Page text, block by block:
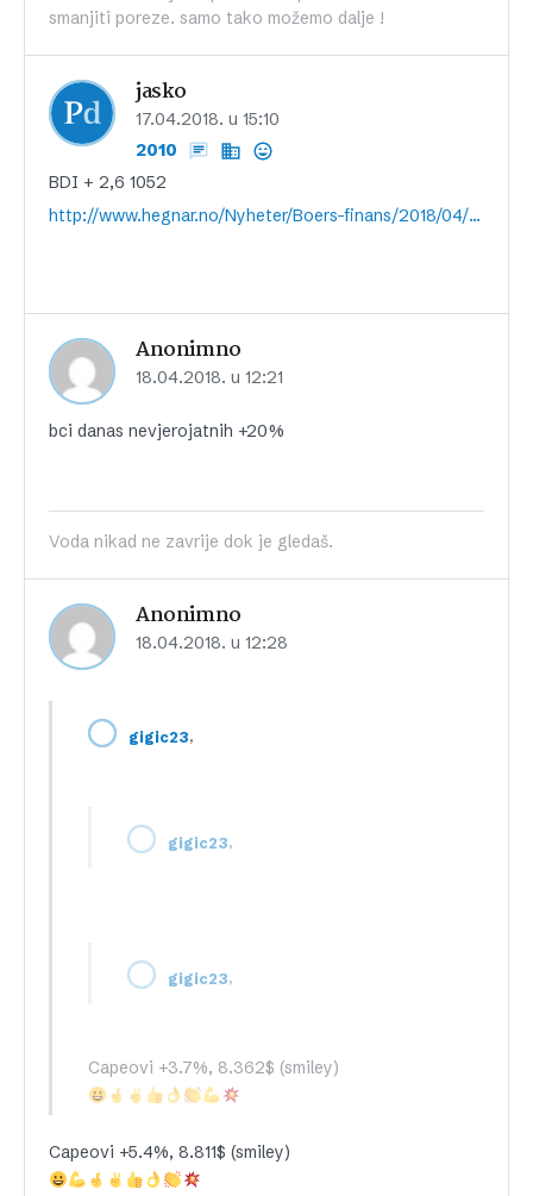
smanjiti poreze. samo tako možemo dalje !
jasko
17.04.2018. u 15:10
2010
BDI + 2,6 1052
http://www.hegnar.no/Nyheter/Boers-finans/2018/04/Baltic-Dry-stiger-videre
Anonimno
18.04.2018. u 12:21
bci danas nevjerojatnih +20%
Voda nikad ne zavrije dok je gledaš.
Anonimno
18.04.2018. u 12:28
gigic23,
gigic23,
gigic23,
Capeovi +3.7%, 8.362$ (smiley)
Capeovi +5.4%, 8.811$ (smiley)